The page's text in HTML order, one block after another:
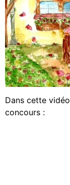
Dans cette
concours :